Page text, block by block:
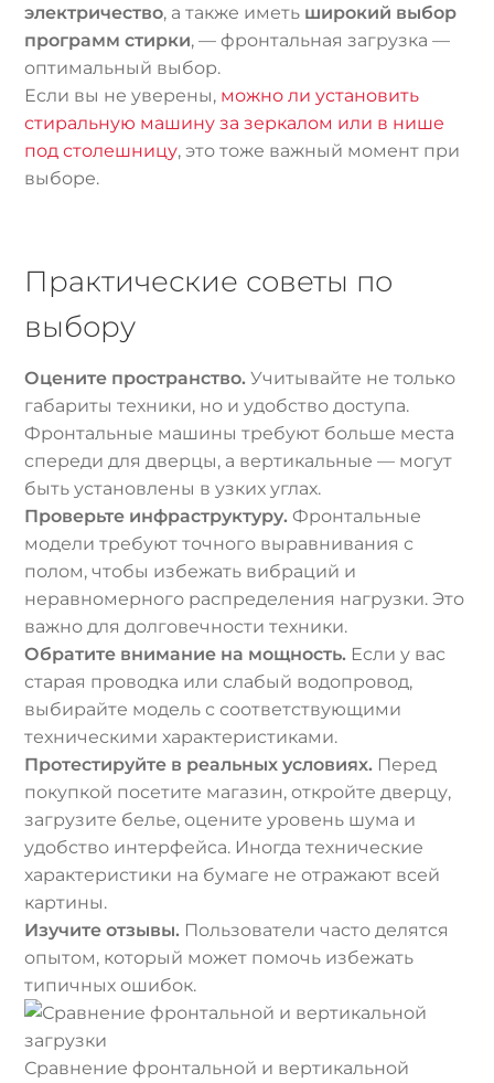
электричество, а также иметь широкий выбор
программ стирки, — фронтальная загрузка —
оптимальный выбор.
Если вы не уверены, можно ли установить
стиральную машину за зеркалом или в нише
под столешницу, это тоже важный момент при
выборе.
Практические советы по
выбору
Оцените пространство. Учитывайте не только
габариты техники, но и удобство доступа.
Фронтальные машины требуют больше места
спереди для дверцы, а вертикальные — могут
быть установлены в узких углах.
Проверьте инфраструктуру. Фронтальные
модели требуют точного выравнивания с
полом, чтобы избежать вибраций и
неравномерного распределения нагрузки. Это
важно для долговечности техники.
Обратите внимание на мощность. Если у вас
старая проводка или слабый водопровод,
выбирайте модель с соответствующими
техническими характеристиками.
Протестируйте в реальных условиях. Перед
покупкой посетите магазин, откройте дверцу,
загрузите белье, оцените уровень шума и
удобство интерфейса. Иногда технические
характеристики на бумаге не отражают всей
картины.
Изучите отзывы. Пользователи часто делятся
опытом, который может помочь избежать
типичных ошибок.
Сравнение фронтальной и вертикальной